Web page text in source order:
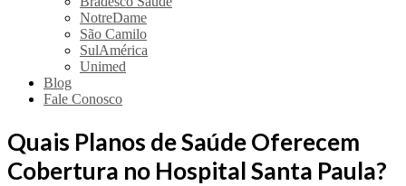
NotreDame
São Camilo
SulAmérica
Unimed
Blog
Fale Conosco
Quais Planos de Saúde Oferecem
Cobertura no Hospital Santa Paula?